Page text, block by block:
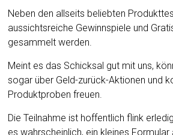
Neben den allseits beliebten
aussichtsreiche Gewinnspiele und
gesammelt werden.
Meint es das Schicksal gut mit uns,
sogar über Geld-zurück-Aktionen und
Produktproben freuen.
Die Teilnahme ist hoffentlich flink
es wahrscheinlich, ein kleines Formular